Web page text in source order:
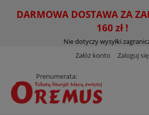
DARMOWA DOSTAWA ZA
160 zł !
Nie dotyczy wysyłki
Załóż konto
Zaloguj się
Prenumerata: